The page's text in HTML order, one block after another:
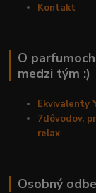
Kontakt
O
medzi tým :)
Ekvivalenty
7dôvodov,
relax
Osobný